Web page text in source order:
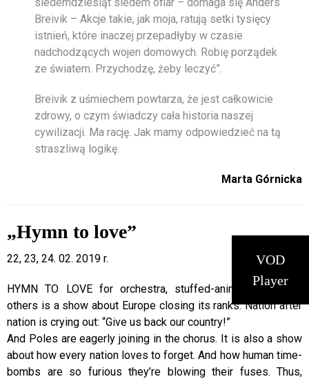
VOD
Player
Breivik – Akcje takie, jak moja, ratują setki tysięcy
istnień, które inaczej przepadłyby w czasie
nadchodzących wojen domowych. Robię porządek
ze światem. Przychodzę, żeby leczyć”.
Breivik z uśmiechem powtarza, że jest całkowicie
zdrowy, o czym świadczy cała historia naszej
cywilizacji. Ma rację. Jak mamy odpowiedzieć na tą
straszliwą logikę.
Marta Górnicka
„Hymn to love”
22, 23, 24. 02. 2019 r.
HYMN TO LOVE for orchestra, stuffed-animal choir, and
others is a show about Europe closing its ranks. Nation after
nation is crying out: “Give us back our country!”
And Poles are eagerly joining in the chorus. It is also a show
about how every nation loves to forget. And how human time-
bombs are so furious they’re blowing their fuses. Thus,